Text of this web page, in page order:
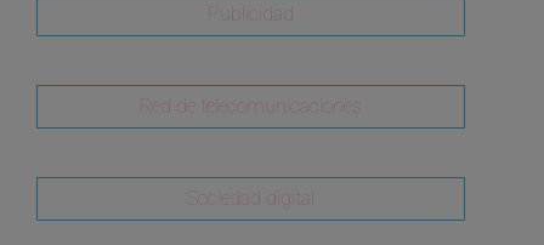
Publicidad
Red de telecomunicaciones
Sociedad digital